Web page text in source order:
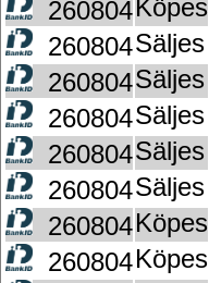
260804Köpes
260804Säljes
260804Säljes
260804Säljes
260804Säljes
260804Säljes
260804Köpes
260804Köpes